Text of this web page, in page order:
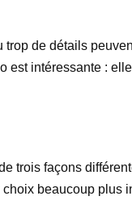
de détails
est intéressante :
trois façons
choix beaucoup plus